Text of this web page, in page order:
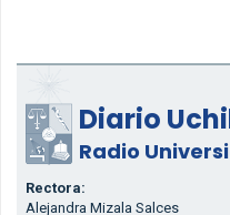
Diario
Radio
Rectora:
Alejandra Mizala Salces